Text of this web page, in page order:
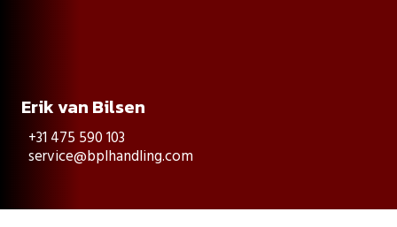
Erik van Bilsen
+31 475 590 103
service@bplhandling.com